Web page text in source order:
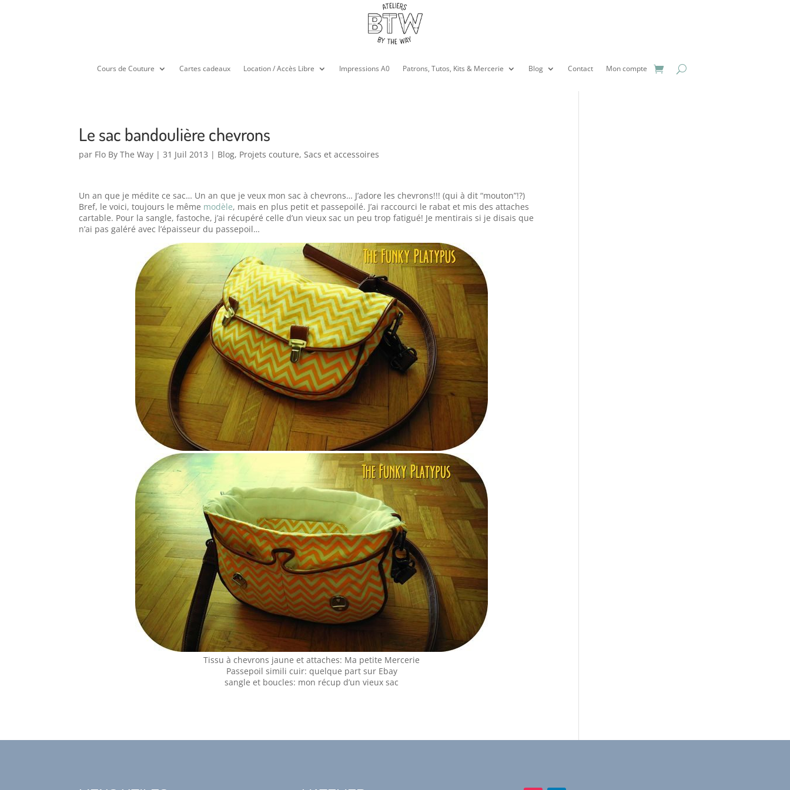
Cours de Couture Cartes cadeaux Location / Accès Libre Impressions A0 Patrons, Tutos, Kits & Mercerie Blog Contact Mon compte
Le sac bandoulière chevrons
par Flo By The Way |31 Juil 2013 | Blog, Projets couture,Sacs et accessoires
Un an que je médite ce sac… Un an que je veux mon sac à chevrons… J’adore les chevrons!!! (qui à dit “mouton”!?)
Bref, le voici, toujours le même modèle, mais en plus petit et passepoilé. J’ai raccourci le rabat et mis des attaches
cartable. Pour la sangle, fastoche, j’ai récupéré celle d’un vieux sac un peu trop fatigué! Je mentirais si je disais que
n’ai pas galéré avec l’épaisseur du passepoil…
Tissu à chevrons jaune et attaches: Ma petite Mercerie
Passepoil simili cuir: quelque part sur Ebay
sangle et boucles: mon récup d’un vieux sac